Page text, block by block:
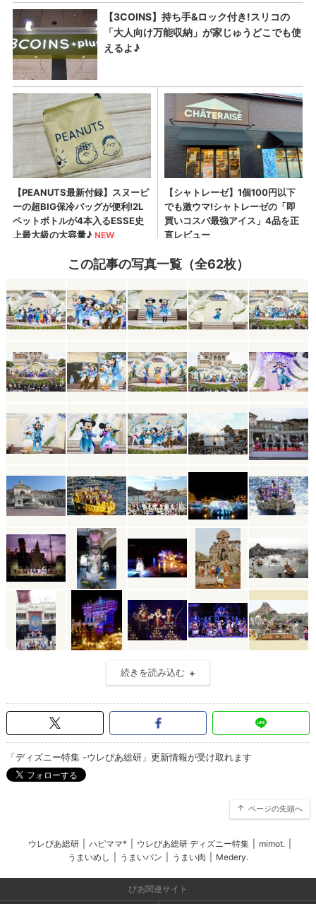
この記事の写真一覧（全62枚）
続きを読み込む
「ディズニー特集 -ウレぴあ総研」更新情報が受け取れます
ページの先頭へ
ウレぴあ総研 ハピママ* ウレぴあ総研 ディズニー特集 mimot.
うまいめし
うまいパン うまい肉 Medery.
ぴあ関連サイト